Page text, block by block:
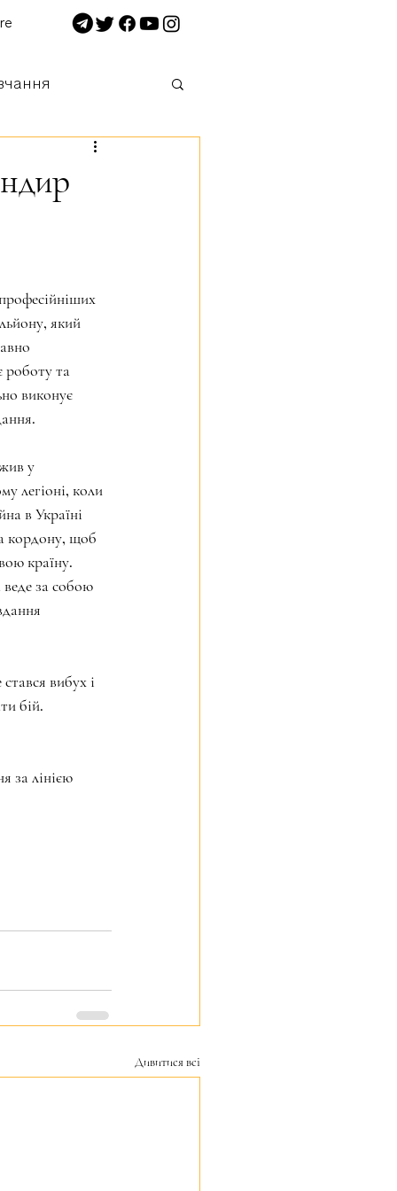
який
роботу та
виконує
у
легіоні, коли
в Україні
кордону, щоб
країну.
за собою
вибух і
бій.
за лінією
Дивитися всі